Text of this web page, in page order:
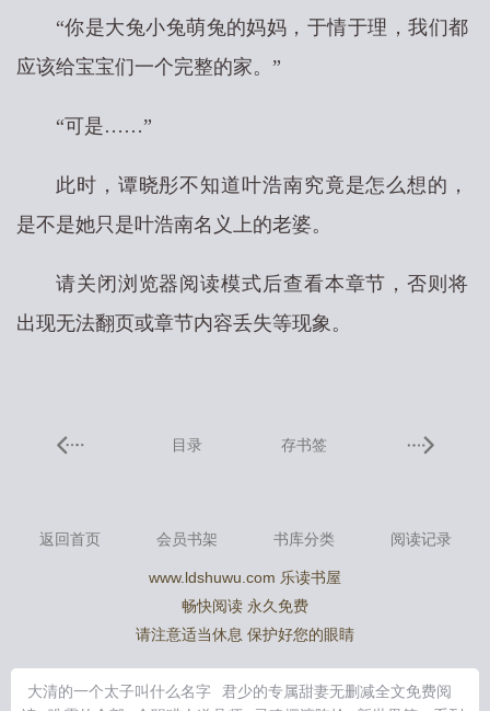
“你是大兔小兔萌兔的妈妈，于情于理，我们都
应该给宝宝们一个完整的家。”
“可是……”
此时，谭晓彤不知道叶浩南究竟是怎么想的，
是不是她只是叶浩南名义上的老婆。
请关闭浏览器阅读模式后查看本章节，否则将
出现无法翻页或章节内容丢失等现象。
目录 存书签
返回首页 会员书架 书库分类 阅读记录
www.ldshuwu.com 乐读书屋
畅快阅读 永久免费
请注意适当休息 保护好您的眼睛
大清的一个太子叫什么名字
君少的专属甜妻无删减全文免费阅